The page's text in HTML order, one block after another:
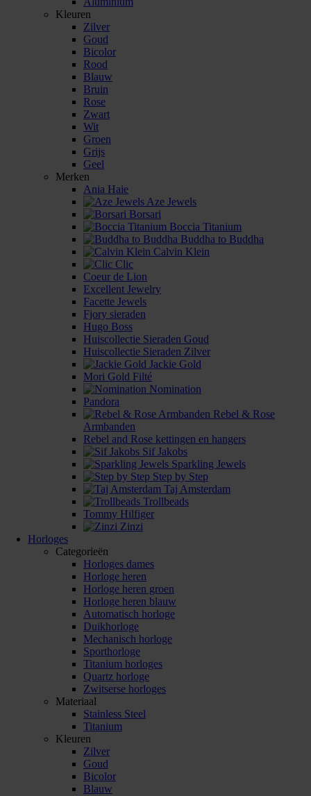
Kleuren
Zilver
Goud
Bicolor
Rood
Blauw
Bruin
Rose
Zwart
Wit
Groen
Grijs
Geel
Merken
Ania Haie
Aze Jewels
Borsari
Boccia Titanium
Buddha to Buddha
Calvin Klein
Clic
Coeur de Lion
Excellent Jewelry
Facette Jewels
Fjory sieraden
Hugo Boss
Huiscollectie Sieraden Goud
Huiscollectie Sieraden Zilver
Jackie Gold
Mori Gold Filté
Nomination
Pandora
Rebel & Rose
Armbanden
Rebel and Rose kettingen en hangers
Sif Jakobs
Sparkling Jewels
Step by Step
Taj Amsterdam
Trollbeads
Tommy Hilfiger
Zinzi
Horloges
Categorieën
Horloges dames
Horloge heren
Horloge heren groen
Horloge heren blauw
Automatisch horloge
Duikhorloge
Mechanisch horloge
Sporthorloge
Titanium horloges
Quartz horloge
Zwitserse horloges
Materiaal
Stainless Steel
Titanium
Kleuren
Zilver
Goud
Bicolor
Blauw